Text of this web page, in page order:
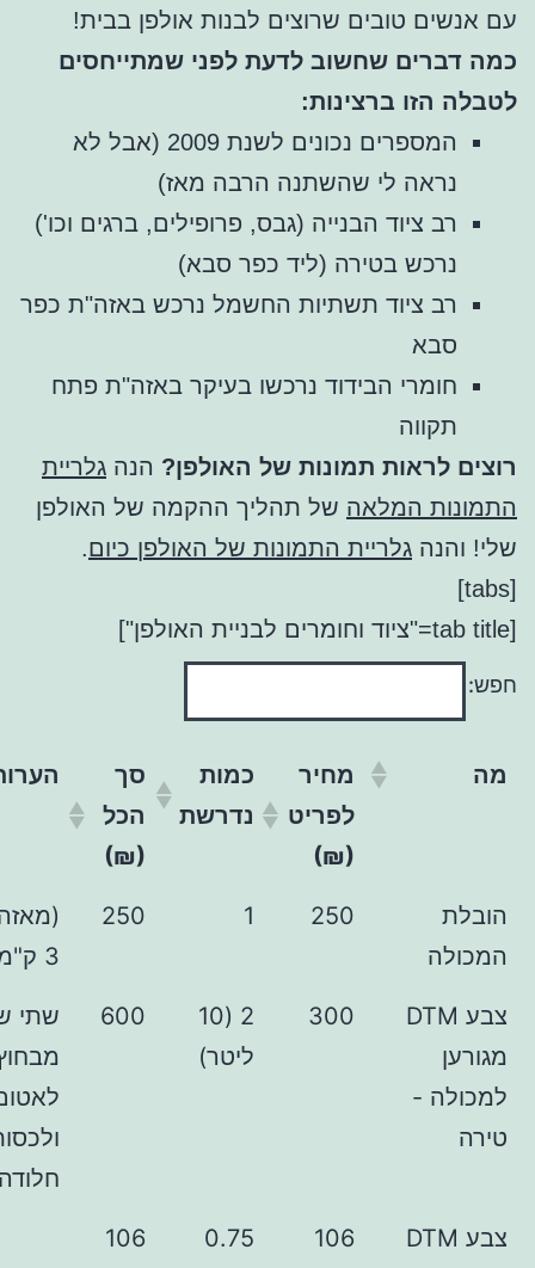
טובים שרוצים לבנות אולפן בבית!
שחשוב לדעת לפני שמתייחסים
ברצינות:
המספרים נכונים לשנת 2009 (אבל לא
לי שהשתנה הרבה מאז)
הבנייה (גבס, פרופילים, ברגים וכו')
בטירה (ליד כפר סבא)
ציוד תשתיות החשמל נרכש באזה"ת כפר
הבידוד נרכשו בעיקר באזה"ת פתח
תמונות של האולפן? הנהגלריית
המלאהשל תהליך ההקמה של האולפן
גלריית התמונות של האולפן כיום.
כמות
נדרשת
סך
הכל
הערות
250
1
250
(מאזה"ת לכאן,
300
2 (10
600
שתי שכבות
מבחוץ, כדי
לאטום היטב
חלודה ישנה
106
0.75
106